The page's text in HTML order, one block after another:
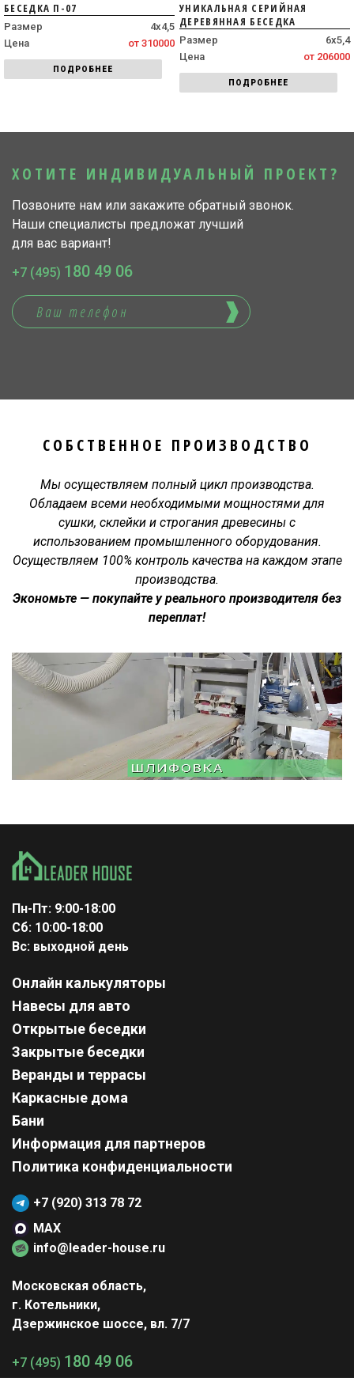
БЕСЕДКА П-07
Размер
4х4,5
Цена
от 310000
ПОДРОБНЕЕ
УНИКАЛЬНАЯ СЕРИЙНАЯ
ДЕРЕВЯННАЯ БЕСЕДКА
Размер
6х5,4
Цена
от 206000
ПОДРОБНЕЕ
ХОТИТЕ ИНДИВИДУАЛЬНЫЙ ПРОЕКТ?
Позвоните нам или закажите обратный звонок.
Наши специалисты предложат лучший
для вас вариант!
+7 (495) 180 49 06
СОБСТВЕННОЕ ПРОИЗВОДСТВО
Мы осуществляем полный цикл производства.
Обладаем всеми необходимыми мощностями для
сушки, склейки и строгания древесины с
использованием промышленного оборудования.
Осуществляем 100% контроль качества на каждом этапе
производства.
Экономьте — покупайте у реального производителя без
переплат!
Пн-Пт: 9:00-18:00
Сб: 10:00-18:00
Вс: выходной день
Онлайн калькуляторы
Навесы для авто
Открытые беседки
Закрытые беседки
Веранды и террасы
Каркасные дома
Бани
Информация для партнеров
Политика конфиденциальности
+7 (920) 313 78 72
MAX
info@leader-house.ru
Московская область,
г. Котельники,
Дзержинское шоссе, вл. 7/7
+7 (495) 180 49 06